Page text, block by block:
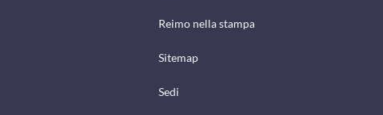
Reimo nella stampa
Sitemap
Sedi